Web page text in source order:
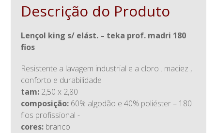
Descrição do Produto
lençol king s/ elást. – teka prof. madri 180
fios
resistente a lavagem industrial e a cloro . maciez ,
conforto e durabilidade
tam:2,50 x 2,80
composição:60% algodão e 40% poliéster – 180
fios profissional -
cores:branco